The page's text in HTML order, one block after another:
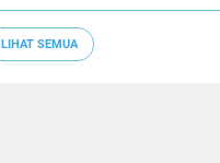
LIHAT SEMUA